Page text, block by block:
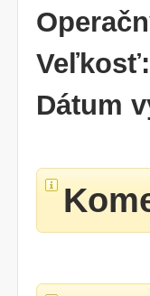
Veľkosť:
Dátum